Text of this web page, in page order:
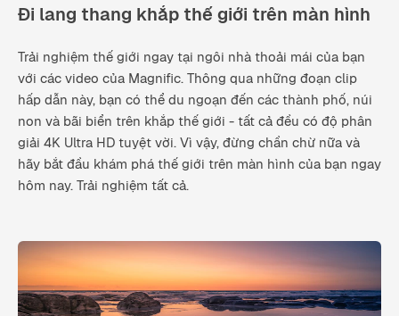
Đi lang thang khắp thế giới trên màn hình
Trải nghiệm thế giới ngay tại ngôi nhà thoải mái của bạn
với các video của Magnific. Thông qua những đoạn clip
hấp dẫn này, bạn có thể du ngoạn đến các thành phố, núi
non và bãi biển trên khắp thế giới - tất cả đều có độ phân
giải 4K Ultra HD tuyệt vời. Vì vậy, đừng chần chừ nữa và
hãy bắt đầu khám phá thế giới trên màn hình của bạn ngay
hôm nay. Trải nghiệm tất cả.